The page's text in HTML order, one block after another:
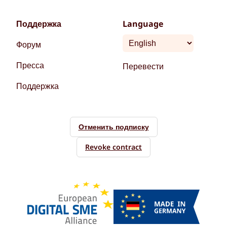
Поддержка
Форум
Пресса
Поддержка
Language
Перевести
Отменить подписку
Revoke contract